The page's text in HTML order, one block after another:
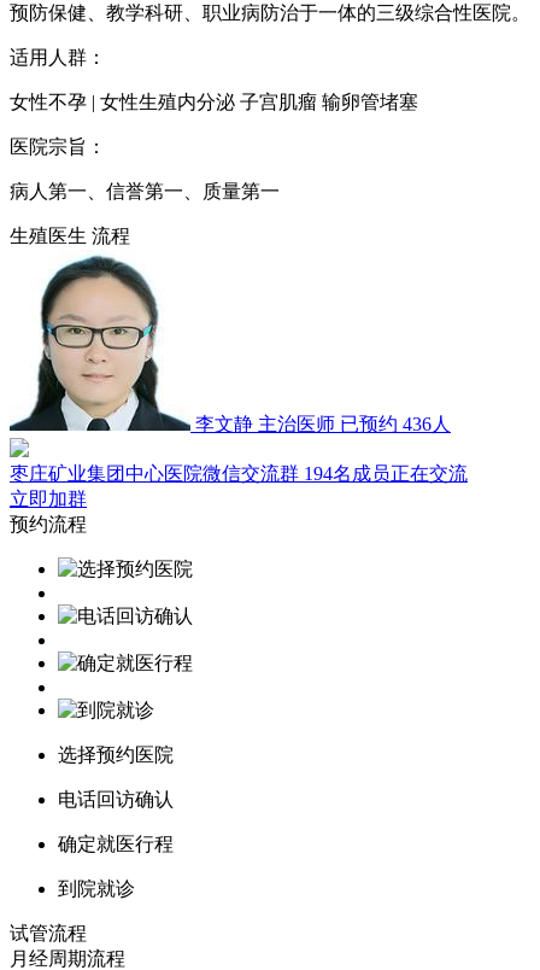
预防保健、教学科研、职业病防治于一体的三级综合性医院。
适用人群：
女性不孕 | 女性生殖内分泌 子宫肌瘤 输卵管堵塞
医院宗旨：
病人第一、信誉第一、质量第一
生殖医生 流程
李文静 主治医师 已预约 436人
枣庄矿业集团中心医院微信交流群 194名成员正在交流
立即加群
预约流程
选择预约医院
电话回访确认
确定就医行程
到院就诊
试管流程
月经周期流程